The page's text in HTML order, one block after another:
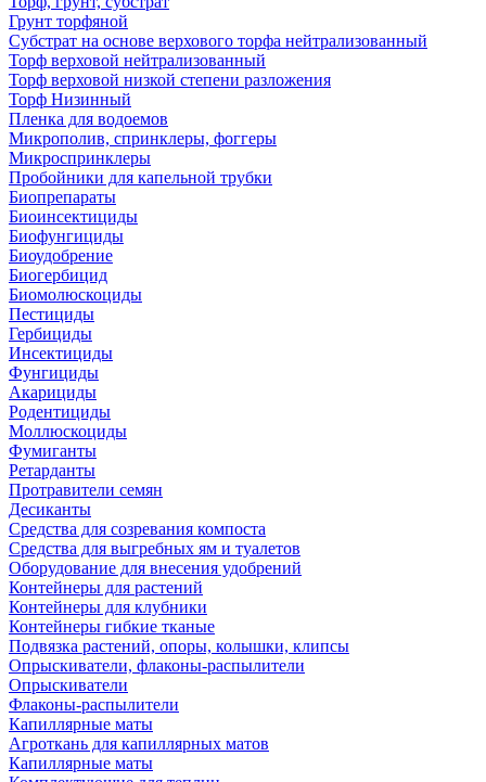
Грунт торфяной
Субстрат на основе верхового торфа нейтрализованный
Торф верховой нейтрализованный
Торф верховой низкой степени разложения
Торф Низинный
Пленка для водоемов
Микрополив, спринклеры, фоггеры
Микроспринклеры
Пробойники для капельной трубки
Биопрепараты
Биоинсектициды
Биофунгициды
Биоудобрение
Биогербицид
Биомолюскоциды
Пестициды
Гербициды
Инсектициды
Фунгициды
Акарициды
Родентициды
Моллюскоциды
Фумиганты
Ретарданты
Протравители семян
Десиканты
Средства для созревания компоста
Средства для выгребных ям и туалетов
Оборудование для внесения удобрений
Контейнеры для растений
Контейнеры для клубники
Контейнеры гибкие тканые
Подвязка растений, опоры, колышки, клипсы
Опрыскиватели, флаконы-распылители
Опрыскиватели
Флаконы-распылители
Капиллярные маты
Агроткань для капиллярных матов
Капиллярные маты